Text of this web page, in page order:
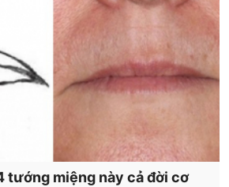
tướng miệng này cả đời cơ